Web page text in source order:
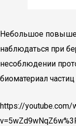
Небольшое
наблюдаться при
несоблюдении
биоматериал
https://youtube.com/